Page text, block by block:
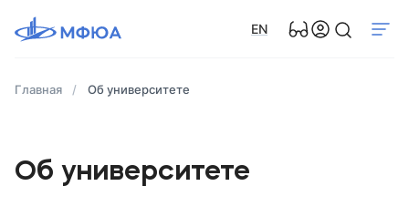
EN
Главная Об университете
Об университете